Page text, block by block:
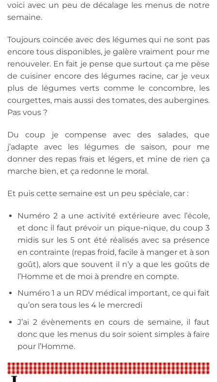
voici avec un peu de décalage les menus de notre
semaine.
Toujours coincée avec des légumes qui ne sont pas
encore tous disponibles, je galère vraiment pour me
renouveler. En fait je pense que surtout ça me pèse
de cuisiner encore des légumes racine, car je veux
plus de légumes verts comme le concombre, les
courgettes, mais aussi des tomates, des aubergines.
Pas vous ?
Du coup je compense avec des salades, que
j’adapte avec les légumes de saison, pour me
donner des repas frais et légers, et mine de rien ça
marche bien, et ça redonne le moral.
Et puis cette semaine est un peu spéciale, car :
Numéro 2 a une activité extérieure avec l’école,
et donc il faut prévoir un pique-nique, du coup 3
midis sur les 5 ont été réalisés avec sa présence
en contrainte (repas froid, facile à manger et à son
goût), alors que souvent il n’y a que les goûts de
l’Homme et de moi à prendre en compte.
Numéro 1 a un RDV médical important, ce qui fait
qu’on sera tous les 4 le mercredi
J’ai 2 évènements en cours de semaine, il faut
donc que les menus du soir soient simples à faire
pour l’Homme.